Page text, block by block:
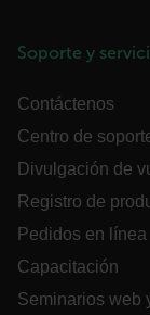
Soporte y
Contáctenos
Centro de
Divulgación de
Registro de
Pedidos en línea
Capacitación
Seminarios web